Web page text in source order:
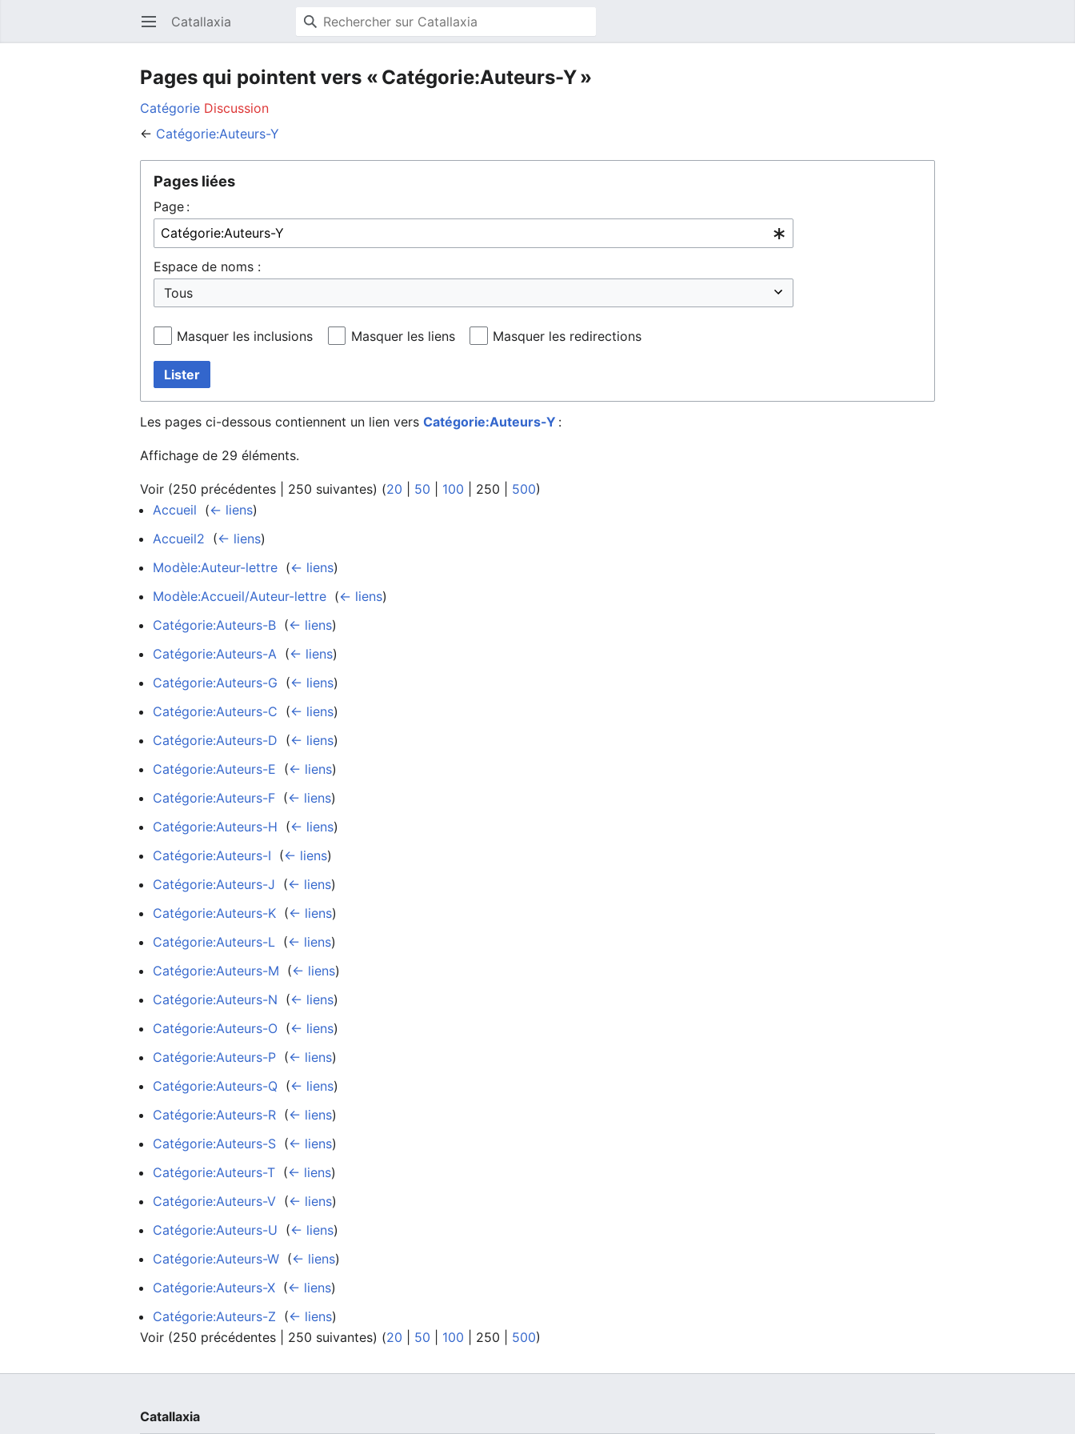
Ouvrir le menu principal Catallaxia
Pages qui pointent vers « Catégorie:Auteurs-Y »
Catégorie Discussion
← Catégorie:Auteurs-Y
Pages liées
Page :
Espace de noms :
Masquer les inclusions Masquer les liens Masquer les redirections
Lister
Les pages ci-dessous contiennent un lien versCatégorie:Auteurs-Y :
Affichage de 29 éléments.
Voir (250 précédentes 250 suivantes) (20 50 100 250 500)
Accueil (← liens)
Accueil2 (← liens)
Modèle:Auteur-lettre (← liens)
Modèle:Accueil/Auteur-lettre (← liens)
Catégorie:Auteurs-B (← liens)
Catégorie:Auteurs-A (← liens)
Catégorie:Auteurs-G (← liens)
Catégorie:Auteurs-C (← liens)
Catégorie:Auteurs-D (← liens)
Catégorie:Auteurs-E (← liens)
Catégorie:Auteurs-F (← liens)
Catégorie:Auteurs-H (← liens)
Catégorie:Auteurs-I (← liens)
Catégorie:Auteurs-J (← liens)
Catégorie:Auteurs-K (← liens)
Catégorie:Auteurs-L (← liens)
Catégorie:Auteurs-M (← liens)
Catégorie:Auteurs-N (← liens)
Catégorie:Auteurs-O (← liens)
Catégorie:Auteurs-P (← liens)
Catégorie:Auteurs-Q (← liens)
Catégorie:Auteurs-R (← liens)
Catégorie:Auteurs-S (← liens)
Catégorie:Auteurs-T (← liens)
Catégorie:Auteurs-V (← liens)
Catégorie:Auteurs-U (← liens)
Catégorie:Auteurs-W (← liens)
Catégorie:Auteurs-X (← liens)
Catégorie:Auteurs-Z (← liens)
Voir (250 précédentes 250 suivantes) (20 50 100 250 500)
Catallaxia